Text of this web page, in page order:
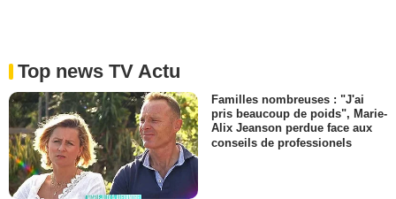
Top news TV Actu
Familles nombreuses : "J'ai
pris beaucoup de poids", Marie-
Alix Jeanson perdue face aux
conseils de professionels